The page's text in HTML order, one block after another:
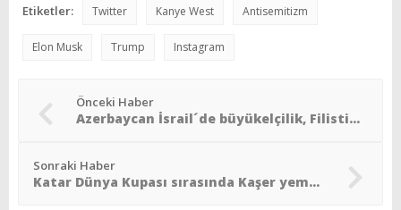
Etiketler: Twitter Kanye West Antisemitizm
Elon Musk Trump Instagram
Önceki Haber
Azerbaycan İsrail´de büyükelçilik, Filistin´de temsilcilik açacak
Sonraki Haber
Katar Dünya Kupası sırasında Kaşer yemeğe izin yok